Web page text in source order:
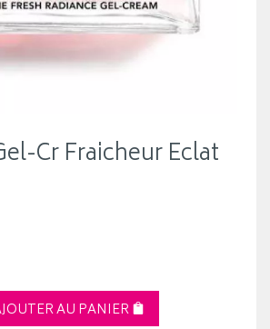
Cr Fraicheur Eclat
AU PANIER